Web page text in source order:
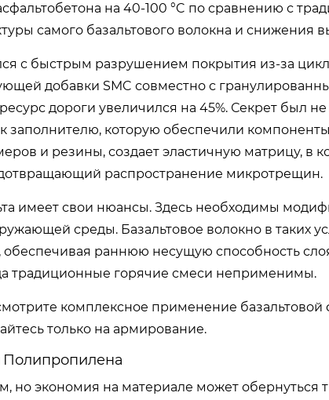
на 40-100 °C по сравнению с
самого базальтового волокна и снижения
с быстрым разрушением покрытия из-за
добавки SMC совместно с
дороги увеличился на 45%. Секрет был не
заполнителю, которую обеспечили
и резины, создает эластичную матрицу, в
распространение микротрещин.
имеет свои нюансы. Здесь необходимы
среды. Базальтовое волокно в таких
раннюю несущую способность
традиционные горячие смеси неприменимы.
комплексное применение
только на армирование.
Полипропилена
но экономия на материале может обернуться